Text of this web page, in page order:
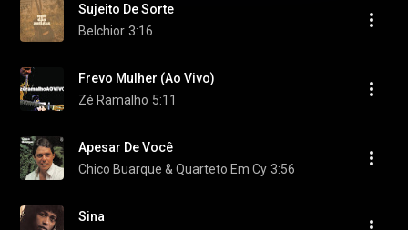
Sujeito De Sorte
Belchior 3:16
Frevo Mulher (Ao Vivo)
Zé Ramalho 5:11
Apesar De Você
Chico Buarque & Quarteto Em Cy 3:56
Sina